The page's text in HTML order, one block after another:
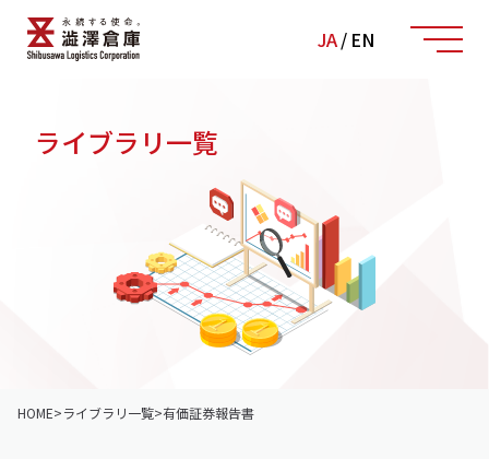
JA/ EN
ライブラリ一覧
HOME>ライブラリ一覧>有価証券報告書